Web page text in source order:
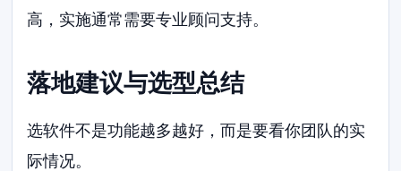
高，实施通常需要专业顾问支持。
落地建议与选型总结
选软件不是功能越多越好，而是要看你团队的实
际情况。